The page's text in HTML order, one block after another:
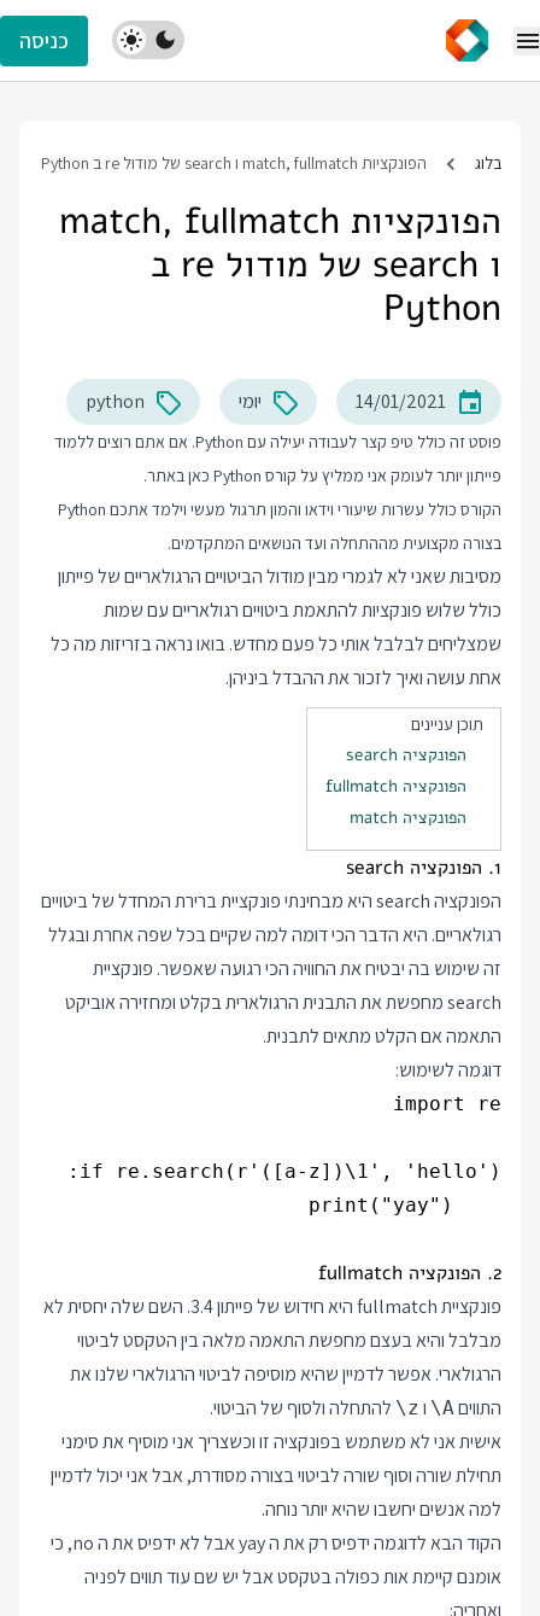
כניסה
בלוג הפונקציות match, fullmatch ו search של מודול re ב Python
הפונקציות match, fullmatch
ו search של מודול re ב
Python
14/01/2021 יומי python
פוסט זה כולל טיפ קצר לעבודה יעילה עם Python. אם אתם רוצים ללמוד
פייתון יותר לעומק אני ממליץ על קורס Python
כאן באתר.
הקורס כולל עשרות שיעורי וידאו והמון תרגול מעשי וילמד אתכם Python
בצורה מקצועית מההתחלה ועד הנושאים המתקדמים.
מסיבות שאני לא לגמרי מבין מודול הביטויים הרגולאריים של פייתון
כולל שלוש פונקציות להתאמת ביטויים רגולאריים עם שמות
שמצליחים לבלבל אותי כל פעם מחדש. בואו נראה בזריזות מה כל
אחת עושה ואיך לזכור את ההבדל ביניהן.
תוכן עניינים
הפונקציה search
הפונקציה fullmatch
הפונקציה match
1. הפונקציה search
הפונקציה search היא מבחינתי פונקציית ברירת המחדל של ביטויים
רגולאריים. היא הדבר הכי דומה למה שקיים בכל שפה אחרת ובגלל
זה שימוש בה יבטיח את החוויה הכי רגועה שאפשר. פונקציית
search מחפשת את התבנית הרגולארית בקלט ומחזירה אוביקט
התאמה אם הקלט מתאים לתבנית.
דוגמה לשימוש:
2. הפונקציה fullmatch
פונקציית fullmatch היא חידוש של פייתון 3.4. השם שלה יחסית לא
מבלבל והיא בעצם מחפשת התאמה מלאה בין הטקסט לביטוי
הרגולארי. אפשר לדמיין שהיא מוסיפה לביטוי הרגולארי שלנו את
התווים\A ו \z להתחלה ולסוף של הביטוי.
אישית אני לא משתמש בפונקציה זו וכשצריך אני מוסיף את סימני
תחילת שורה וסוף שורה לביטוי בצורה מסודרת, אבל אני יכול לדמיין
למה אנשים יחשבו שהיא יותר נוחה.
הקוד הבא לדוגמה ידפיס רק את ה yay אבל לא ידפיס את ה no, כי
אומנם קיימת אות כפולה בטקסט אבל יש שם עוד תווים לפניה